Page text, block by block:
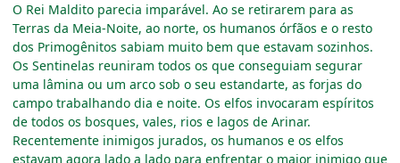
O Rei Maldito parecia imparável. Ao se retirarem para as
Terras da Meia-Noite, ao norte, os humanos órfãos e o resto
dos Primogênitos sabiam muito bem que estavam sozinhos.
Os Sentinelas reuniram todos os que conseguiam segurar
uma lâmina ou um arco sob o seu estandarte, as forjas do
campo trabalhando dia e noite. Os elfos invocaram espíritos
de todos os bosques, vales, rios e lagos de Arinar.
Recentemente inimigos jurados, os humanos e os elfos
estavam agora lado a lado para enfrentar o maior inimigo que